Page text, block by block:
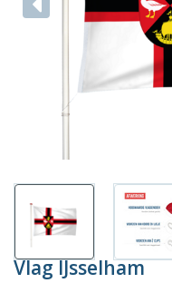
Vlag IJsselham